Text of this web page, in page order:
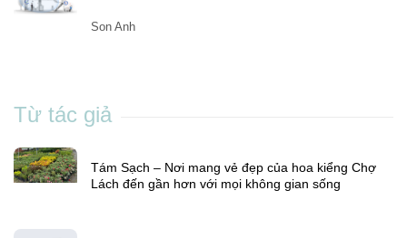
Son Anh
Từ tác giả
Tám Sạch – Nơi mang vẻ đẹp của hoa kiểng Chợ
Lách đến gần hơn với mọi không gian sống